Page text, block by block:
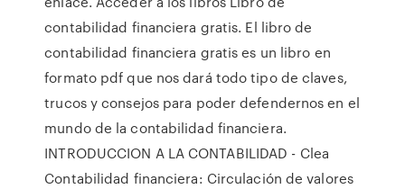
contabilidad financiera gratis. El libro de
contabilidad financiera gratis es un libro en
formato pdf que nos dará todo tipo de claves,
trucos y consejos para poder defendernos en el
mundo de la contabilidad financiera.
INTRODUCCION A LA CONTABILIDAD - Clea
Contabilidad financiera: Circulación de valores